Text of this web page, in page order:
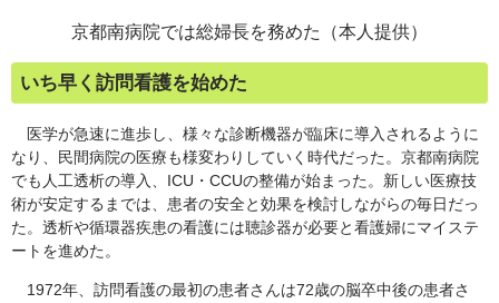
京都南病院では総婦長を務めた（本人提供）
いち早く訪問看護を始めた
医学が急速に進歩し、様々な診断機器が臨床に導入されるように
なり、民間病院の医療も様変わりしていく時代だった。京都南病院
でも人工透析の導入、ICU・CCUの整備が始まった。新しい医療技
術が安定するまでは、患者の安全と効果を検討しながらの毎日だっ
た。透析や循環器疾患の看護には聴診器が必要と看護婦にマイステ
ートを進めた。
1972年、訪問看護の最初の患者さんは72歳の脳卒中後の患者さ